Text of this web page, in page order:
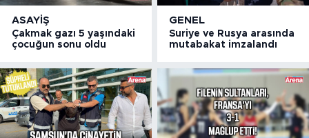
ASAYIŞ
Çakmak gazı 5 yaşındaki
çocuğun sonu oldu
GENEL
Suriye ve Rusya arasında
mutabakat imzalandı